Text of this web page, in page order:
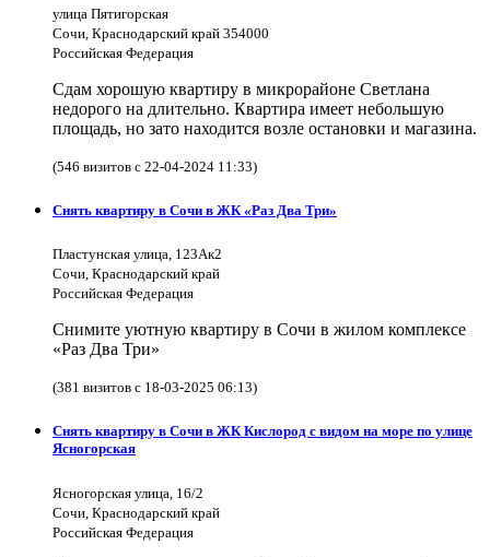
улица Пятигорская
Сочи, Краснодарский край 354000
Российская Федерация
Сдам хорошую квартиру в микрорайоне Светлана
недорого на длительно. Квартира имеет небольшую
площадь, но зато находится возле остановки и магазина.
(546 визитов с 22-04-2024 11:33)
Снять квартиру в Сочи в ЖК «Раз Два Три»
Пластунская улица, 123Ак2
Сочи, Краснодарский край
Российская Федерация
Снимите уютную квартиру в Сочи в жилом комплексе
«Раз Два Три»
(381 визитов с 18-03-2025 06:13)
Снять квартиру в Сочи в ЖК Кислород с видом на море по улице
Ясногорская
Ясногорская улица, 16/2
Сочи, Краснодарский край
Российская Федерация